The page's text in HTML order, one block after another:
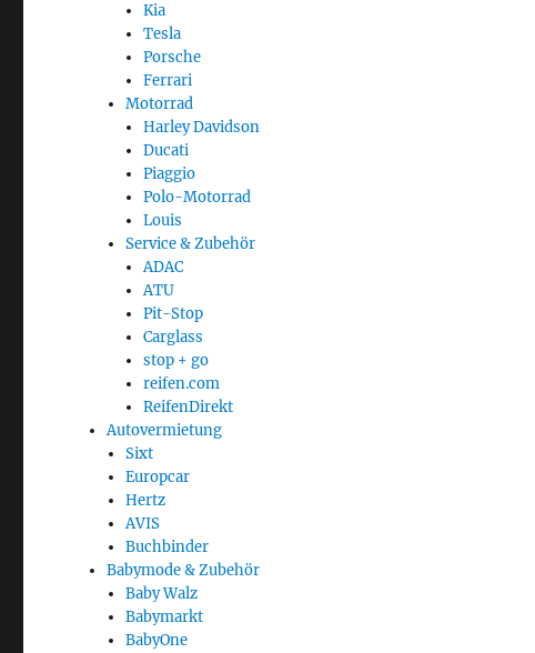
Kia
Tesla
Porsche
Ferrari
Motorrad
Harley Davidson
Ducati
Piaggio
Polo-Motorrad
Louis
Service & Zubehör
ADAC
ATU
Pit-Stop
Carglass
stop + go
reifen.com
ReifenDirekt
Autovermietung
Sixt
Europcar
Hertz
AVIS
Buchbinder
Babymode & Zubehör
Baby Walz
Babymarkt
BabyOne